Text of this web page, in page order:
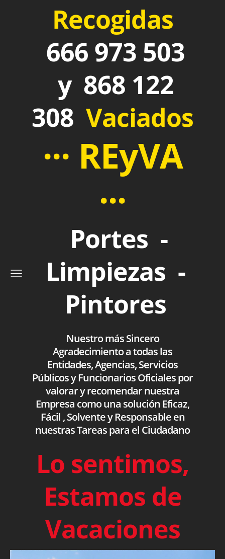
Recogidas
666 973 503
y 868 122
308 Vaciados
··· REyVA
···
Portes -
Limpiezas -
Pintores
Nuestro más Sincero
Agradecimiento a todas las
Entidades, Agencias, Servicios
Públicos y Funcionarios Oficiales por
valorar y recomendar nuestra
Empresa como una solución Eficaz,
Fácil , Solvente y Responsable en
nuestras Tareas para el Ciudadano
Lo sentimos,
Estamos de
Vacaciones